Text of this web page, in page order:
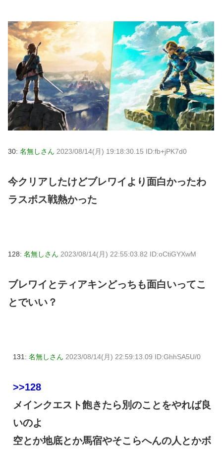
30: 名無しさん 2023/08/14(月) 19:18:30.15 ID:fb+jPK7d0
今クリアしたけどブレワイより面白かったわ
ラスボス戦熱かった
128: 名無しさん 2023/08/14(月) 22:55:03.82 ID:oCtiGYXwM
ブレワイとティアキンどっちも面白いってこ
とでいい？
131: 名無しさん 2023/08/14(月) 22:59:13.09 ID:GhhSA5U/0
>>128
メインクエスト飽きたら別のことをやれば良
いのよ
空とか地底とか馬宿やそこらへんの人とかボ